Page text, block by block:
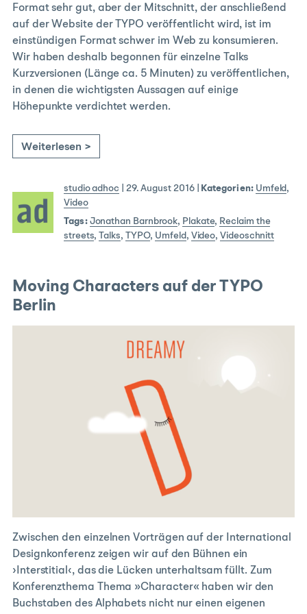
Format sehr gut, aber der Mitschnitt, der anschließend
auf der Website der TYPO veröffentlicht wird, ist im
einstündigen Format schwer im Web zu konsumieren.
Wir haben deshalb begonnen für einzelne Talks
Kurzversionen (Länge ca. 5 Minuten) zu veröffentlichen,
in denen die wichtigsten Aussagen auf einige
Höhepunkte verdichtet werden.
Weiterlesen >
studio adhoc 29. August 2016| Kategorien: Umfeld ,
Video
Tags: Jonathan Barnbrook, Plakate, Reclaim the
streets,Talks, TYPO, Umfeld , Video,Videoschnitt
Moving Characters auf der TYPO
Berlin
Zwischen den einzelnen Vorträgen auf der International
Designkonferenz zeigen wir auf den Bühnen ein
›Interstitial‹, das die Lücken unterhaltsam füllt. Zum
Konferenzthema Thema »Character« haben wir den
Buchstaben des Alphabets nicht nur einen eigenen